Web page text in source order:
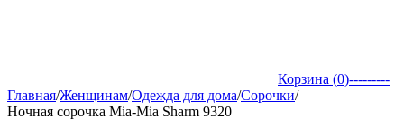
Корзина (0)---------
Главная/Женщинам/Одежда для дома/Сорочки/
Ночная сорочка Mia-Mia Sharm 9320